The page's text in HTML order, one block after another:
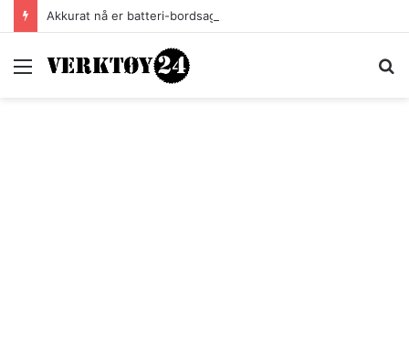
Akkurat nå er batteri-bordsaga til Festool billigere
Meny